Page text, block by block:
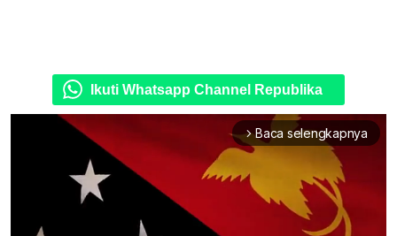
Ikuti Whatsapp Channel Republika
arrow_forward_ios Baca selengkapnya